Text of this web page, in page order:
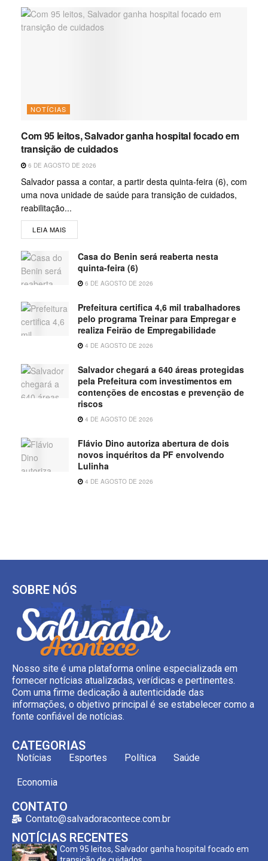
NOTÍCIAS
Com 95 leitos, Salvador ganha hospital focado em
transição de cuidados
6 DE AGOSTO DE 2026
Salvador passa a contar, a partir desta quinta-feira (6), com
uma nova unidade de saúde para transição de cuidados,
reabilitação...
LEIA MAIS
Casa do Benin será reaberta nesta
quinta-feira (6)
6 DE AGOSTO DE 2026
Prefeitura certifica 4,6 mil trabalhadores
pelo programa Treinar para Empregar e
realiza Feirão de Empregabilidade
4 DE AGOSTO DE 2026
Salvador chegará a 640 áreas protegidas
pela Prefeitura com investimentos em
contenções de encostas e prevenção de
riscos
4 DE AGOSTO DE 2026
Flávio Dino autoriza abertura de dois
novos inquéritos da PF envolvendo
Lulinha
4 DE AGOSTO DE 2026
SOBRE NÓS
Nosso site é uma plataforma online especializada em
fornecer notícias atualizadas, verídicas e pertinentes.
Com uma firme dedicação à autenticidade das
informações, o objetivo principal é se estabelecer como a
fonte confiável de notícias.
CATEGORIAS
Notícias Esportes Política Saúde
Economia
CONTATO
Contato@salvadoracontece.com.br
NOTÍCIAS RECENTES
Com 95 leitos, Salvador ganha hospital focado em